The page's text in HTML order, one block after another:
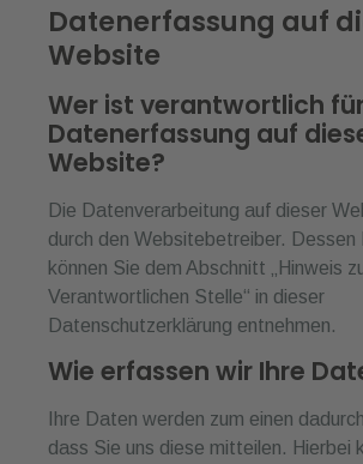
Datenerfassung auf
Website
Wer ist verantwortlich
Datenerfassung auf
Website?
Die Datenverarbeitung auf dieser
durch den Websitebetreiber.
können Sie dem Abschnitt „Hinweis
Verantwortlichen Stelle“ in dieser
Datenschutzerklärung entnehmen.
Wie erfassen wir Ihre
Ihre Daten werden zum einen
dass Sie uns diese mitteilen. Hierbei